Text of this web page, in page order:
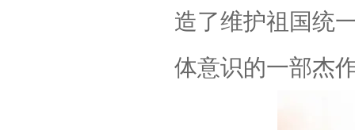
造了维护祖国统
体意识的一部杰